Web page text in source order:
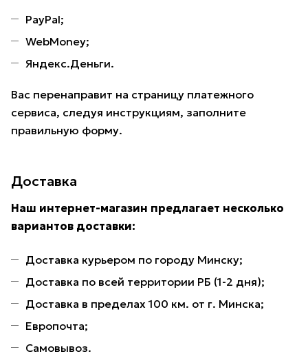
PayPal;
WebMoney;
Яндекс.Деньги.
Вас перенаправит на страницу платежного
сервиса, следуя инструкциям, заполните
правильную форму.
Доставка
Наш интернет-магазин предлагает несколько
вариантов доставки:
Доставка курьером по городу Минску;
Доставка по всей территории РБ (1-2 дня);
Доставка в пределах 100 км. от г. Минска;
Европочта;
Самовывоз.